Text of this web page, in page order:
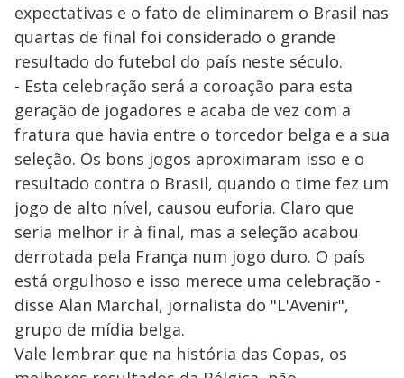
expectativas e o fato de eliminarem o Brasil nas
quartas de final foi considerado o grande
resultado do futebol do país neste século.
- Esta celebração será a coroação para esta
geração de jogadores e acaba de vez com a
fratura que havia entre o torcedor belga e a sua
seleção. Os bons jogos aproximaram isso e o
resultado contra o Brasil, quando o time fez um
jogo de alto nível, causou euforia. Claro que
seria melhor ir à final, mas a seleção acabou
derrotada pela França num jogo duro. O país
está orgulhoso e isso merece uma celebração -
disse Alan Marchal, jornalista do "L'Avenir",
grupo de mídia belga.
Vale lembrar que na história das Copas, os